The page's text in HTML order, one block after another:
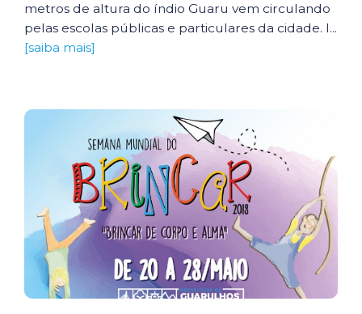
metros de altura do índio Guaru vem circulando
pelas escolas públicas e particulares da cidade. I...
[saiba mais]